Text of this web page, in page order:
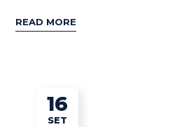
READ MORE
16
SET